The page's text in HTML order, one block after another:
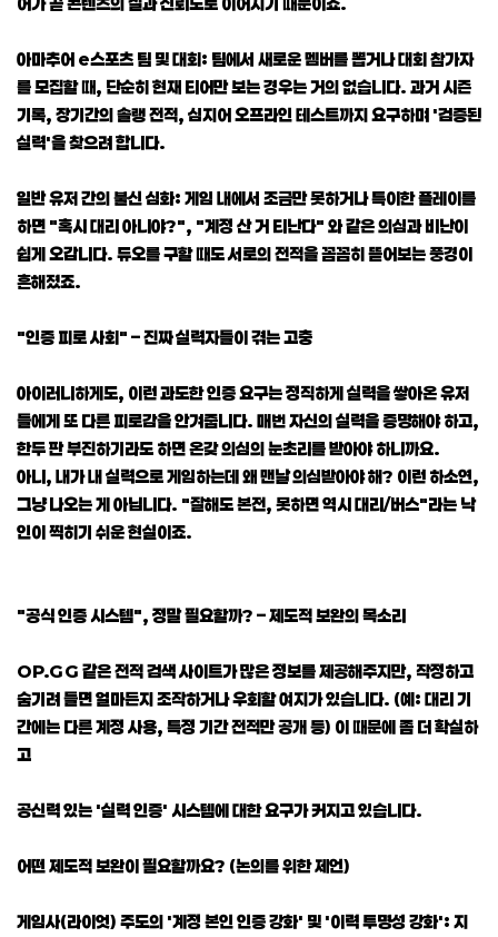
아마추어 e스포츠 팀 및 대회: 팀에서 새로운 멤버를 뽑거나 대회 참가자
를 모집할 때, 단순히 현재 티어만 보는 경우는 거의 없습니다. 과거 시즌
기록, 장기간의 솔랭 전적, 심지어 오프라인 테스트까지 요구하며 '검증된
실력'을 찾으려 합니다.
일반 유저 간의 불신 심화: 게임 내에서 조금만 못하거나 특이한 플레이를
하면 "혹시 대리 아니야?", "계정 산 거 티난다" 와 같은 의심과 비난이
쉽게 오갑니다. 듀오를 구할 때도 서로의 전적을 꼼꼼히 뜯어보는 풍경이
흔해졌죠.
"인증 피로 사회" – 진짜 실력자들이 겪는 고충
아이러니하게도, 이런 과도한 인증 요구는 정직하게 실력을 쌓아온 유저
들에게 또 다른 피로감을 안겨줍니다. 매번 자신의 실력을 증명해야 하고,
한두 판 부진하기라도 하면 온갖 의심의 눈초리를 받아야 하니까요.
아니, 내가 내 실력으로 게임하는데 왜 맨날 의심받아야 해? 이런 하소연,
그냥 나오는 게 아닙니다. "잘해도 본전, 못하면 역시 대리/버스"라는 낙
인이 찍히기 쉬운 현실이죠.
"공식 인증 시스템", 정말 필요할까? – 제도적 보완의 목소리
OP.GG 같은 전적 검색 사이트가 많은 정보를 제공해주지만, 작정하고
숨기려 들면 얼마든지 조작하거나 우회할 여지가 있습니다. (예: 대리 기
간에는 다른 계정 사용, 특정 기간 전적만 공개 등) 이 때문에 좀 더 확실하
고
공신력 있는 '실력 인증' 시스템에 대한 요구가 커지고 있습니다.
어떤 제도적 보완이 필요할까요? (논의를 위한 제언)
게임사(라이엇) 주도의 '계정 본인 인증 강화' 및 '이력 투명성 강화': 지